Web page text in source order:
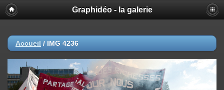
Graphidéo - la galerie
Accueil / IMG 4236